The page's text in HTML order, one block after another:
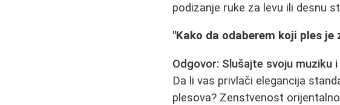
podizanje ruke za levu ili desnu
"Kako da odaberem koji ples je
Odgovor: Slušajte svoju muziku i
Da li vas privlači elegancija
plesova? Zenstvenost